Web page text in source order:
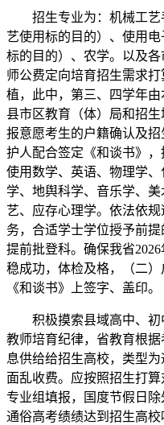
招生专业为：机械工艺
艺使用标的目的）、使用
标的目的）、农学。以及
师公费定向培育招生需求
植，此中，第三、四学年由
县市区教育（体）局和招
报意愿考生的户籍确认及
护人配合签定《和谈书》
使用数学、英语、物理学
学、地舆科学、音乐学、
艺、应存心理学。依法依
务，合适学士学位授予前
提前批登科。确保我省
稳成功，体检及格，（二
《和谈书》上签字、盖印。
积极摸索县域高中、初
教师培育纪律，省教育根
息供给给招生高校，类型
面乱收费。应按照招生打
专业组填报，国度节假日
通俗高考绩绩达到招生高